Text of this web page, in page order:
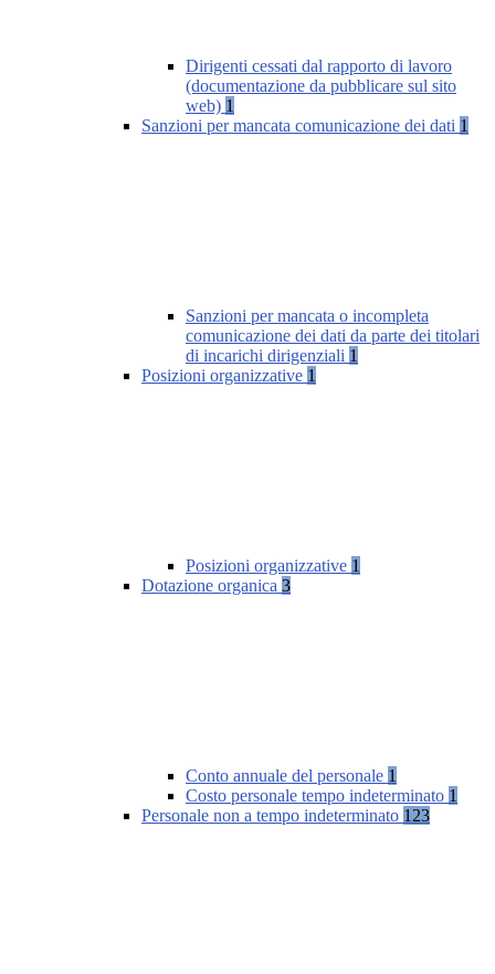
Dirigenti cessati dal rapporto di lavoro
(documentazione da pubblicare sul sito
web) 1
Sanzioni per mancata comunicazione dei dati 1
Sanzioni per mancata o incompleta
comunicazione dei dati da parte dei titolari
di incarichi dirigenziali 1
Posizioni organizzative 1
Posizioni organizzative 1
Dotazione organica 3
Conto annuale del personale 1
Costo personale tempo indeterminato 1
Personale non a tempo indeterminato 123